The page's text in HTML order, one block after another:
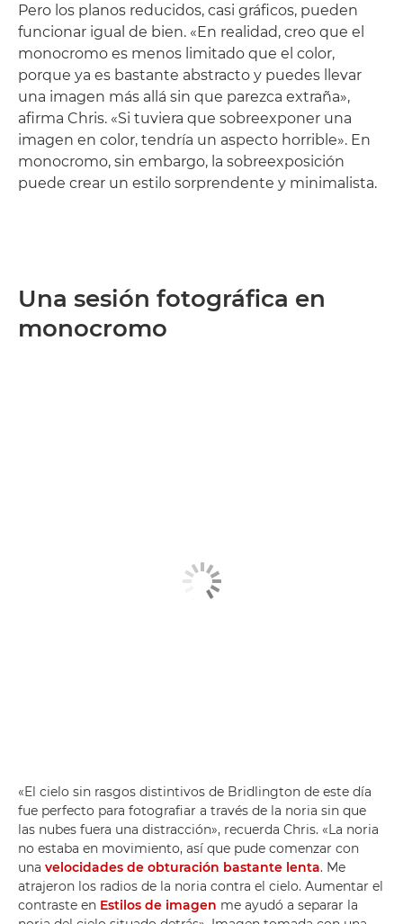
Pero los planos reducidos, casi gráficos, pueden
funcionar igual de bien. «En realidad, creo que el
monocromo es menos limitado que el color,
porque ya es bastante abstracto y puedes llevar
una imagen más allá sin que parezca extraña»,
afirma Chris. «Si tuviera que sobreexponer una
imagen en color, tendría un aspecto horrible». En
monocromo, sin embargo, la sobreexposición
puede crear un estilo sorprendente y minimalista.
Una sesión fotográfica en
monocromo
«El cielo sin rasgos distintivos de Bridlington de este día
fue perfecto para fotografiar a través de la noria sin que
las nubes fuera una distracción», recuerda Chris. «La noria
no estaba en movimiento, así que pude comenzar con
una velocidades de obturación bastante lenta. Me
atrajeron los radios de la noria contra el cielo. Aumentar el
contraste en Estilos de imagen me ayudó a separar la